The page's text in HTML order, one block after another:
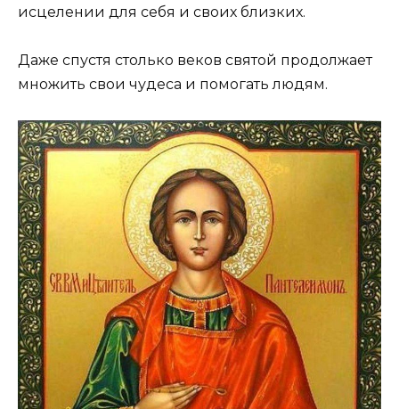
исцелении для себя и своих близких.
Даже спустя столько веков святой продолжает
множить свои чудеса и помогать людям.